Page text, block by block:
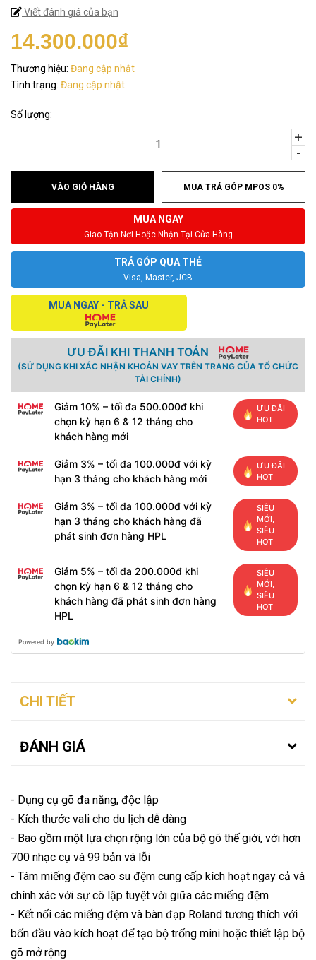
Viết đánh giá của bạn
14.300.000₫
Thương hiệu: Đang cập nhật
Tình trạng: Đang cập nhật
Số lượng:
-
+
VÀO GIỎ HÀNG MUA TRẢ GÓP MPOS 0%
MUA NGAY
Giao Tận Nơi Hoặc Nhận Tại Cửa Hàng
TRẢ GÓP QUA THẺ
Visa, Master, JCB
MUA NGAY - TRẢ SAU
ƯU ĐÃI KHI THANH TOÁN
(SỬ DỤNG KHI XÁC NHẬN KHOẢN VAY TRÊN TRANG CỦA TỔ CHỨC
TÀI CHÍNH)
Giảm 10% – tối đa 500.000đ khi
chọn kỳ hạn 6 & 12 tháng cho
khách hàng mới
ƯU ĐÃI
HOT
Giảm 3% – tối đa 100.000đ với kỳ
hạn 3 tháng cho khách hàng mới
ƯU ĐÃI
HOT
Giảm 3% – tối đa 100.000đ với kỳ
hạn 3 tháng cho khách hàng đã
phát sinh đơn hàng HPL
SIÊU
MỚI,
SIÊU
HOT
Giảm 5% – tối đa 200.000đ khi
chọn kỳ hạn 6 & 12 tháng cho
khách hàng đã phát sinh đơn hàng
HPL
SIÊU
MỚI,
SIÊU
HOT
Powered by
CHI TIẾT
ĐÁNH GIÁ
- Dụng cụ gõ đa năng, độc lập
- Kích thước vali cho du lịch dễ dàng
- Bao gồm một lựa chọn rộng lớn của bộ gõ thế giới, với hơn
700 nhạc cụ và 99 bản vá lỗi
- Tám miếng đệm cao su đệm cung cấp kích hoạt ngay cả và
chính xác với sự cô lập tuyệt vời giữa các miếng đệm
- Kết nối các miếng đệm và bàn đạp Roland tương thích với
bốn đầu vào kích hoạt để tạo bộ trống mini hoặc thiết lập bộ
gõ mở rộng